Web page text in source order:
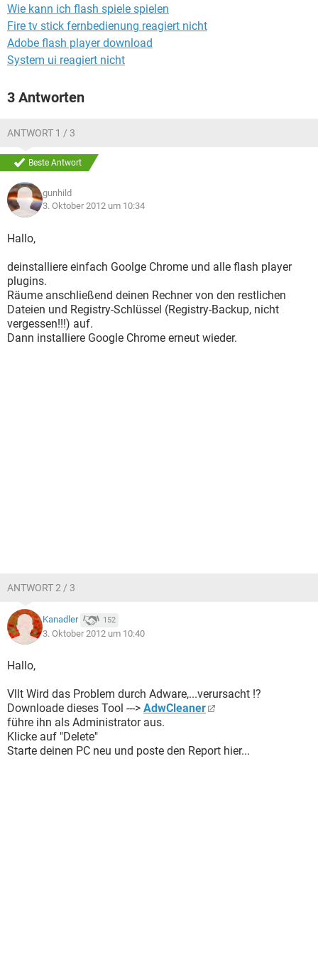
Wie kann ich flash spiele spielen
Fire tv stick fernbedienung reagiert nicht
Adobe flash player download
System ui reagiert nicht
3 Antworten
ANTWORT 1 / 3
Beste Antwort
gunhild
3. Oktober 2012 um 10:34
Hallo,
deinstalliere einfach Goolge Chrome und alle flash player
plugins.
Räume anschließend deinen Rechner von den restlichen
Dateien und Registry-Schlüssel (Registry-Backup, nicht
vergessen!!!) auf.
Dann installiere Google Chrome erneut wieder.
ANTWORT 2 / 3
Kanadler 152
3. Oktober 2012 um 10:40
Hallo,
Vllt Wird das Problem durch Adware,...verursacht !?
Downloade dieses Tool ---> AdwCleaner
führe ihn als Administrator aus.
Klicke auf "Delete"
Starte deinen PC neu und poste den Report hier...